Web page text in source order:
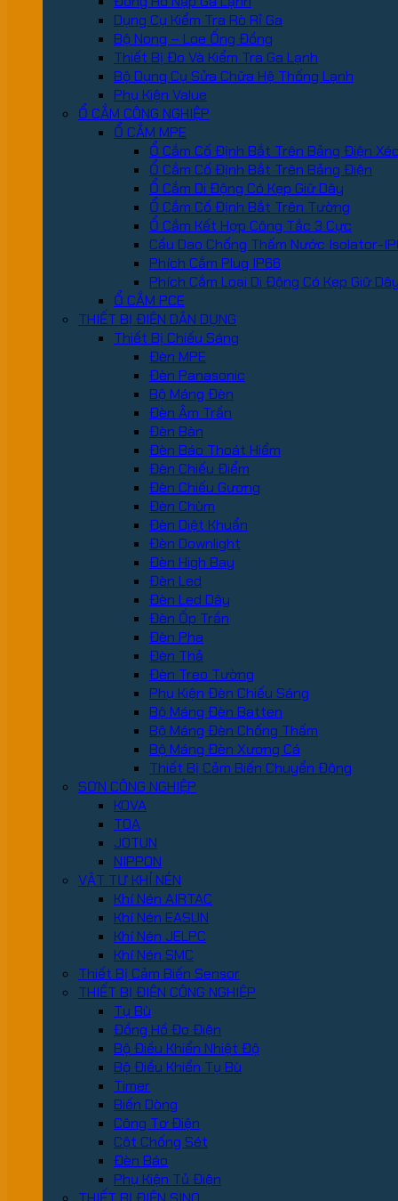
Dụng Cụ Kiểm Tra Rò Rỉ Ga
Bộ Nong – Loe Ống Đồng
Thiết Bị Đo Và Kiểm Tra Ga Lạnh
Bộ Dụng Cụ Sửa Chữa Hệ Thống Lạnh
Phụ Kiện Value
Ổ CẮM CÔNG NGHIỆP
Ổ CẮM MPE
Ổ Cắm Cố Định Bắt Trên Bảng Điện
Ổ Cắm Cố Định Bắt Trên Bảng Điện
Ổ Cắm Di Động Có Kẹp Giữ Dây
Ổ Cắm Cố Định Bắt Trên Tường
Ổ Cắm Kết Hợp Công Tắc 3 Cực
Cầu Dao Chống Thấm Nước Isolator-
Phích Cắm Plug IP66
Phích Cắm Loại Di Động Có Kẹp Giữ
Ổ CẮM PCE
THIẾT BỊ ĐIỆN DÂN DỤNG
Thiết Bị Chiếu Sáng
Đèn MPE
Đèn Panasonic
Bộ Máng Đèn
Đèn Âm Trần
Đèn Bàn
Đèn Báo Thoát Hiểm
Đèn Chiếu Điểm
Đèn Chiếu Gương
Đèn Chùm
Đèn Diệt Khuẩn
Đèn Downlight
Đèn High Bay
Đèn Led
Đèn Led Dây
Đèn Ốp Trần
Đèn Pha
Đèn Thả
Đèn Treo Tường
Phụ Kiện Đèn Chiếu Sáng
Bộ Máng Đèn Batten
Bộ Máng Đèn Chống Thấm
Bộ Máng Đèn Xương Cá
Thiết Bị Cảm Biến Chuyển Động
SƠN CÔNG NGHIỆP
KOVA
TOA
JOTUN
NIPPON
VẬT TƯ KHÍ NÉN
Khí Nén AIRTAC
Khí Nén EASUN
Khí Nén JELPC
Khí Nén SMC
Thiết Bị Cảm Biến Sensor
THIẾT BỊ ĐIỆN CÔNG NGHIỆP
Tụ Bù
Đồng Hồ Đo Điện
Bộ Điều Khiển Nhiệt Độ
Bộ Điều Khiển Tụ Bù
Timer
Biến Dòng
Công Tơ Điện
Cột Chống Sét
Đèn Báo
Phụ Kiện Tủ Điện